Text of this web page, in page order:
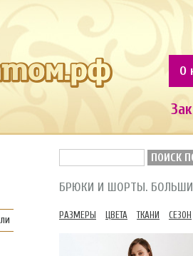
О
ПОИСК
БРЮКИ И ШОРТЫ.
РАЗМЕРЫ ЦВЕТА ТКАНИ СЕЗОН